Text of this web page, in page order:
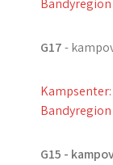
G17-
G15 -